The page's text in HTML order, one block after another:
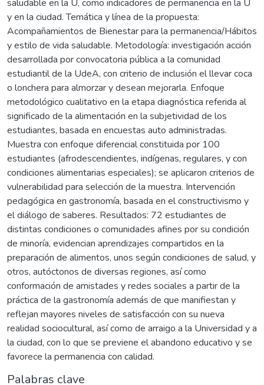
saludable en la U, como indicadores de permanencia en la U
y en la ciudad. Temática y línea de la propuesta:
Acompañamientos de Bienestar para la permanencia/Hábitos
y estilo de vida saludable. Metodología: investigación acción
desarrollada por convocatoria pública a la comunidad
estudiantil de la UdeA, con criterio de inclusión el llevar coca
o lonchera para almorzar y desean mejorarla. Enfoque
metodológico cualitativo en la etapa diagnóstica referida al
significado de la alimentación en la subjetividad de los
estudiantes, basada en encuestas auto administradas.
Muestra con enfoque diferencial constituida por 100
estudiantes (afrodescendientes, indígenas, regulares, y con
condiciones alimentarias especiales); se aplicaron criterios de
vulnerabilidad para selección de la muestra. Intervención
pedagógica en gastronomía, basada en el constructivismo y
el diálogo de saberes. Resultados: 72 estudiantes de
distintas condiciones o comunidades afines por su condición
de minoría, evidencian aprendizajes compartidos en la
preparación de alimentos, unos según condiciones de salud, y
otros, autóctonos de diversas regiones, así como
conformación de amistades y redes sociales a partir de la
práctica de la gastronomía además de que manifiestan y
reflejan mayores niveles de satisfacción con su nueva
realidad sociocultural, así como de arraigo a la Universidad y a
la ciudad, con lo que se previene el abandono educativo y se
favorece la permanencia con calidad.
Palabras clave